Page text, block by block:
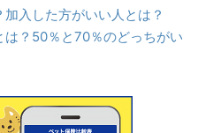
入した方がいい人とは？
？50％と70％のどっちがい